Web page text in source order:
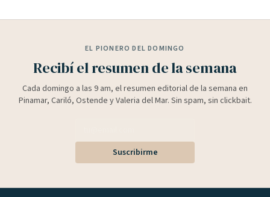
EL PIONERO DEL DOMINGO
Recibí el resumen de la semana
Cada domingo a las 9 am, el resumen editorial de la semana en
Pinamar, Cariló, Ostende y Valeria del Mar. Sin spam, sin clickbait.
Suscribirme